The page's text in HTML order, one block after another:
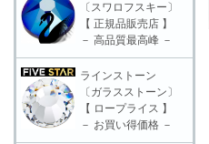
〔スワロフスキー〕
【 正規品販売店 】
－ 高品質最高峰 －
ラインストーン
〔ガラスストーン〕
【 ロープライス 】
－ お買い得価格 －